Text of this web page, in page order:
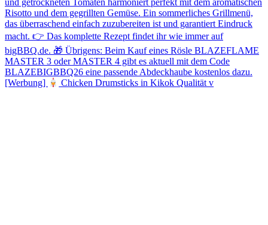
[Werbung] Chicken Drumsticks in Kikok Qualität v